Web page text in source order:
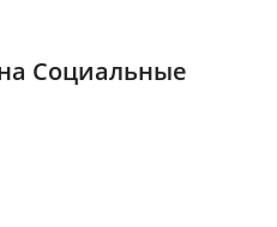
Социальные